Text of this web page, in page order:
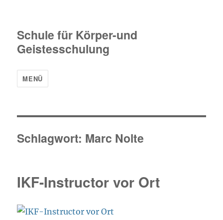
Schule für Körper-und
Geistesschulung
MENÜ
Schlagwort: Marc Nolte
IKF-Instructor vor Ort